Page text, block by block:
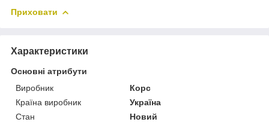
Приховати
Характеристики
Основні атрибути
Виробник
Корс
Країна виробник
Україна
Стан
Новий